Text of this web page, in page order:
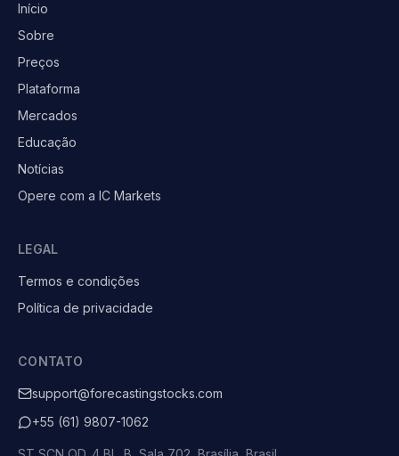
Início
Sobre
Preços
Plataforma
Mercados
Educação
Notícias
Opere com a IC Markets
LEGAL
Termos e condições
Política de privacidade
CONTATO
support@forecastingstocks.com
+55 (61) 9807-1062